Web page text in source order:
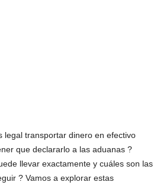
legal transportar dinero en efectivo
que declararlo a las aduanas ?
llevar exactamente y cuáles son las
? Vamos a explorar estas